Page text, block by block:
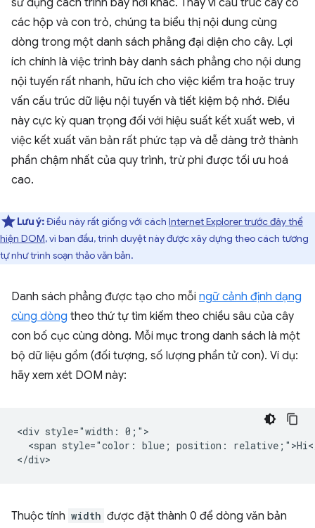
sử dụng cách trình bày hơi khác. Thay vì cấu trúc cây có
các hộp và con trỏ, chúng ta biểu thị nội dung cùng
dòng trong một danh sách phẳng đại diện cho cây. Lợi
ích chính là việc trình bày danh sách phẳng cho nội dung
nội tuyến rất nhanh, hữu ích cho việc kiểm tra hoặc truy
vấn cấu trúc dữ liệu nội tuyến và tiết kiệm bộ nhớ. Điều
này cực kỳ quan trọng đối với hiệu suất kết xuất web, vì
việc kết xuất văn bản rất phức tạp và dễ dàng trở thành
phần chậm nhất của quy trình, trừ phi được tối ưu hoá
cao.
Lưu ý:Điều này rất giống với cách Internet Explorer trước đây thể
hiện DOM, vì ban đầu, trình duyệt này được xây dựng theo cách tương
tự như trình soạn thảo văn bản.
Danh sách phẳng được tạo cho mỗi ngữ cảnh định dạng
cùng dòng theo thứ tự tìm kiếm theo chiều sâu của cây
con bố cục cùng dòng. Mỗi mục trong danh sách là một
bộ dữ liệu gồm (đối tượng, số lượng phần tử con). Ví dụ:
hãy xem xét DOM này:
<div style="width: 0;">
<span style="color: blue; position:
Thuộc tính width được đặt thành 0 để dòng văn bản